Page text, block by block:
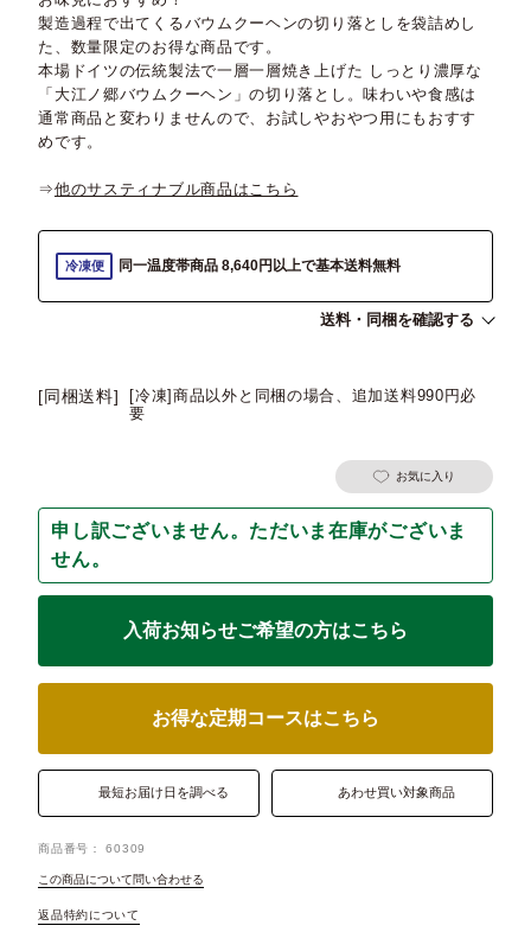
製造過程で出てくるバウムクーヘンの切り落としを袋詰めし
た、数量限定のお得な商品です。
本場ドイツの伝統製法で一層一層焼き上げた しっとり濃厚な
「大江ノ郷バウムクーヘン」の切り落とし。味わいや食感は
通常商品と変わりませんので、お試しやおやつ用にもおすす
めです。
⇒他のサスティナブル商品はこちら
冷凍便 同一温度帯商品 8,640円以上で基本送料無料
送料・同梱を確認する
[同梱送料]
[冷凍]商品以外と同梱の場合、追加送料990円必
要
お気に入り
申し訳ございません。ただいま在庫がございま
せん。
入荷お知らせご希望の方はこちら
お得な定期コースはこちら
最短お届け日を調べる あわせ買い対象商品
商品番号 60309
この商品について問い合わせる
返品特約について